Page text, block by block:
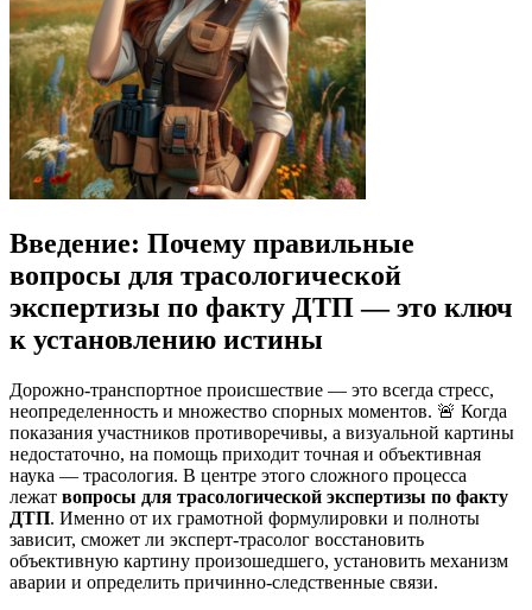
Введение: Почему правильные
вопросы для трасологической
экспертизы по факту ДТП — это ключ
к установлению истины
Дорожно-транспортное происшествие — это всегда стресс,
неопределенность и множество спорных моментов. 🚨 Когда
показания участников противоречивы, а визуальной картины
недостаточно, на помощь приходит точная и объективная
наука — трасология. В центре этого сложного процесса
лежат вопросы для трасологической экспертизы по факту
ДТП. Именно от их грамотной формулировки и полноты
зависит, сможет ли эксперт-трасолог восстановить
объективную картину произошедшего, установить механизм
аварии и определить причинно-следственные связи.